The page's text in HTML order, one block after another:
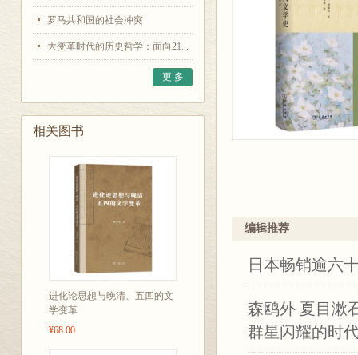
罗马共和国的社会冲突
大变革时代的历史哲学：面向21...
更 多
相关图书
进化论思想与晚清、五四的文
学变革
¥68.00
编辑推荐
日本畅销逾六
森鸥外 夏目漱
群星闪耀的时